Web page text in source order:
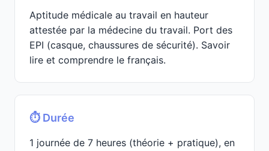
Aptitude médicale au travail en hauteur
attestée par la médecine du travail. Port des
EPI (casque, chaussures de sécurité). Savoir
lire et comprendre le français.
⏱️ Durée
1 journée de 7 heures (théorie + pratique), en